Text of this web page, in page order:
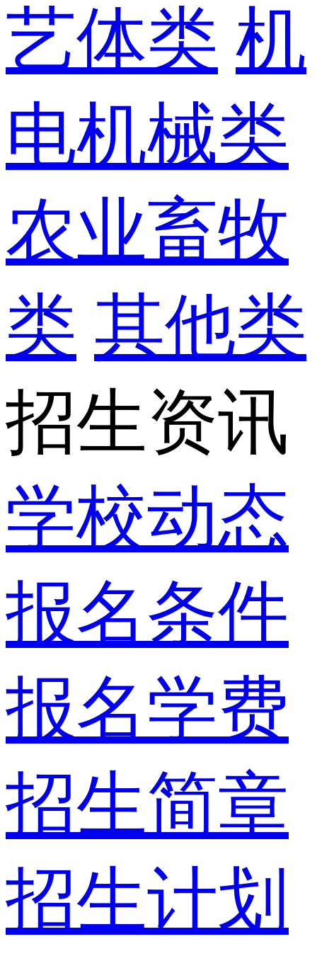
艺体类 机
电机械类
农业畜牧
类 其他类
招生资讯
学校动态
报名条件
报名学费
招生简章
招生计划